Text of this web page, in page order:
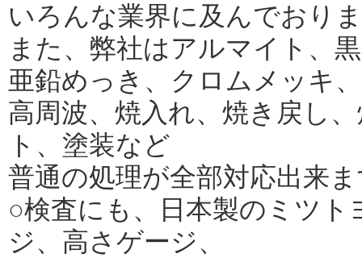
いろんな業界に及んでおり
また、弊社はアルマイト、
亜鉛めっき、クロムメッキ、
高周波、焼入れ、焼き戻し
ト、塗装など
普通の処理が全部対応出来
○検査にも、日本製のミツ
ジ、高さゲージ、